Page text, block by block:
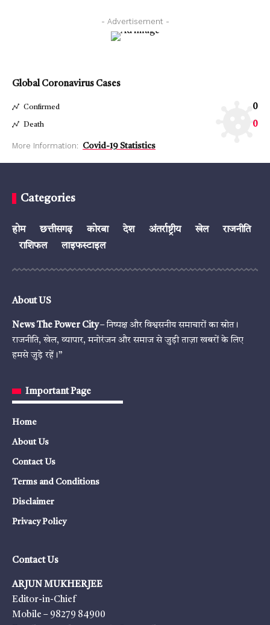
- Advertisement -
Global Coronavirus Cases
Confirmed 0
Death 0
More Information: Covid-19 Statistics
Categories
होम छत्तीसगढ़ कोरबा देश अंतर्राष्ट्रीय खेल
राजनीति
राशिफल
लाइफस्टाइल
About US
News The Power City– निष्पक्ष और विश्वसनीय समाचारों का स्रोत।
राजनीति, खेल, व्यापार, मनोरंजन और समाज से जुड़ी ताज़ा खबरों के लिए
हमसे जुड़े रहें।”
Important Page
Home
About Us
Contact Us
Terms and Conditions
Disclaimer
Privacy Policy
Contact Us
ARJUN MUKHERJEE
Editor-in-Chief
Mobile – 98279 84900